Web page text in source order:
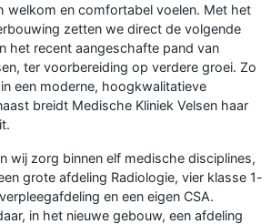
welkom en comfortabel voelen. Met het
zetten we direct de volgende
het recent aangeschafte pand van
ter voorbereiding op verdere groei. Zo
een moderne, hoogkwalitatieve
breidt Medische Kliniek Velsen haar
wij zorg binnen elf medische disciplines,
grote afdeling Radiologie, vier klasse 1-
en een eigen CSA.
in het nieuwe gebouw, een afdeling